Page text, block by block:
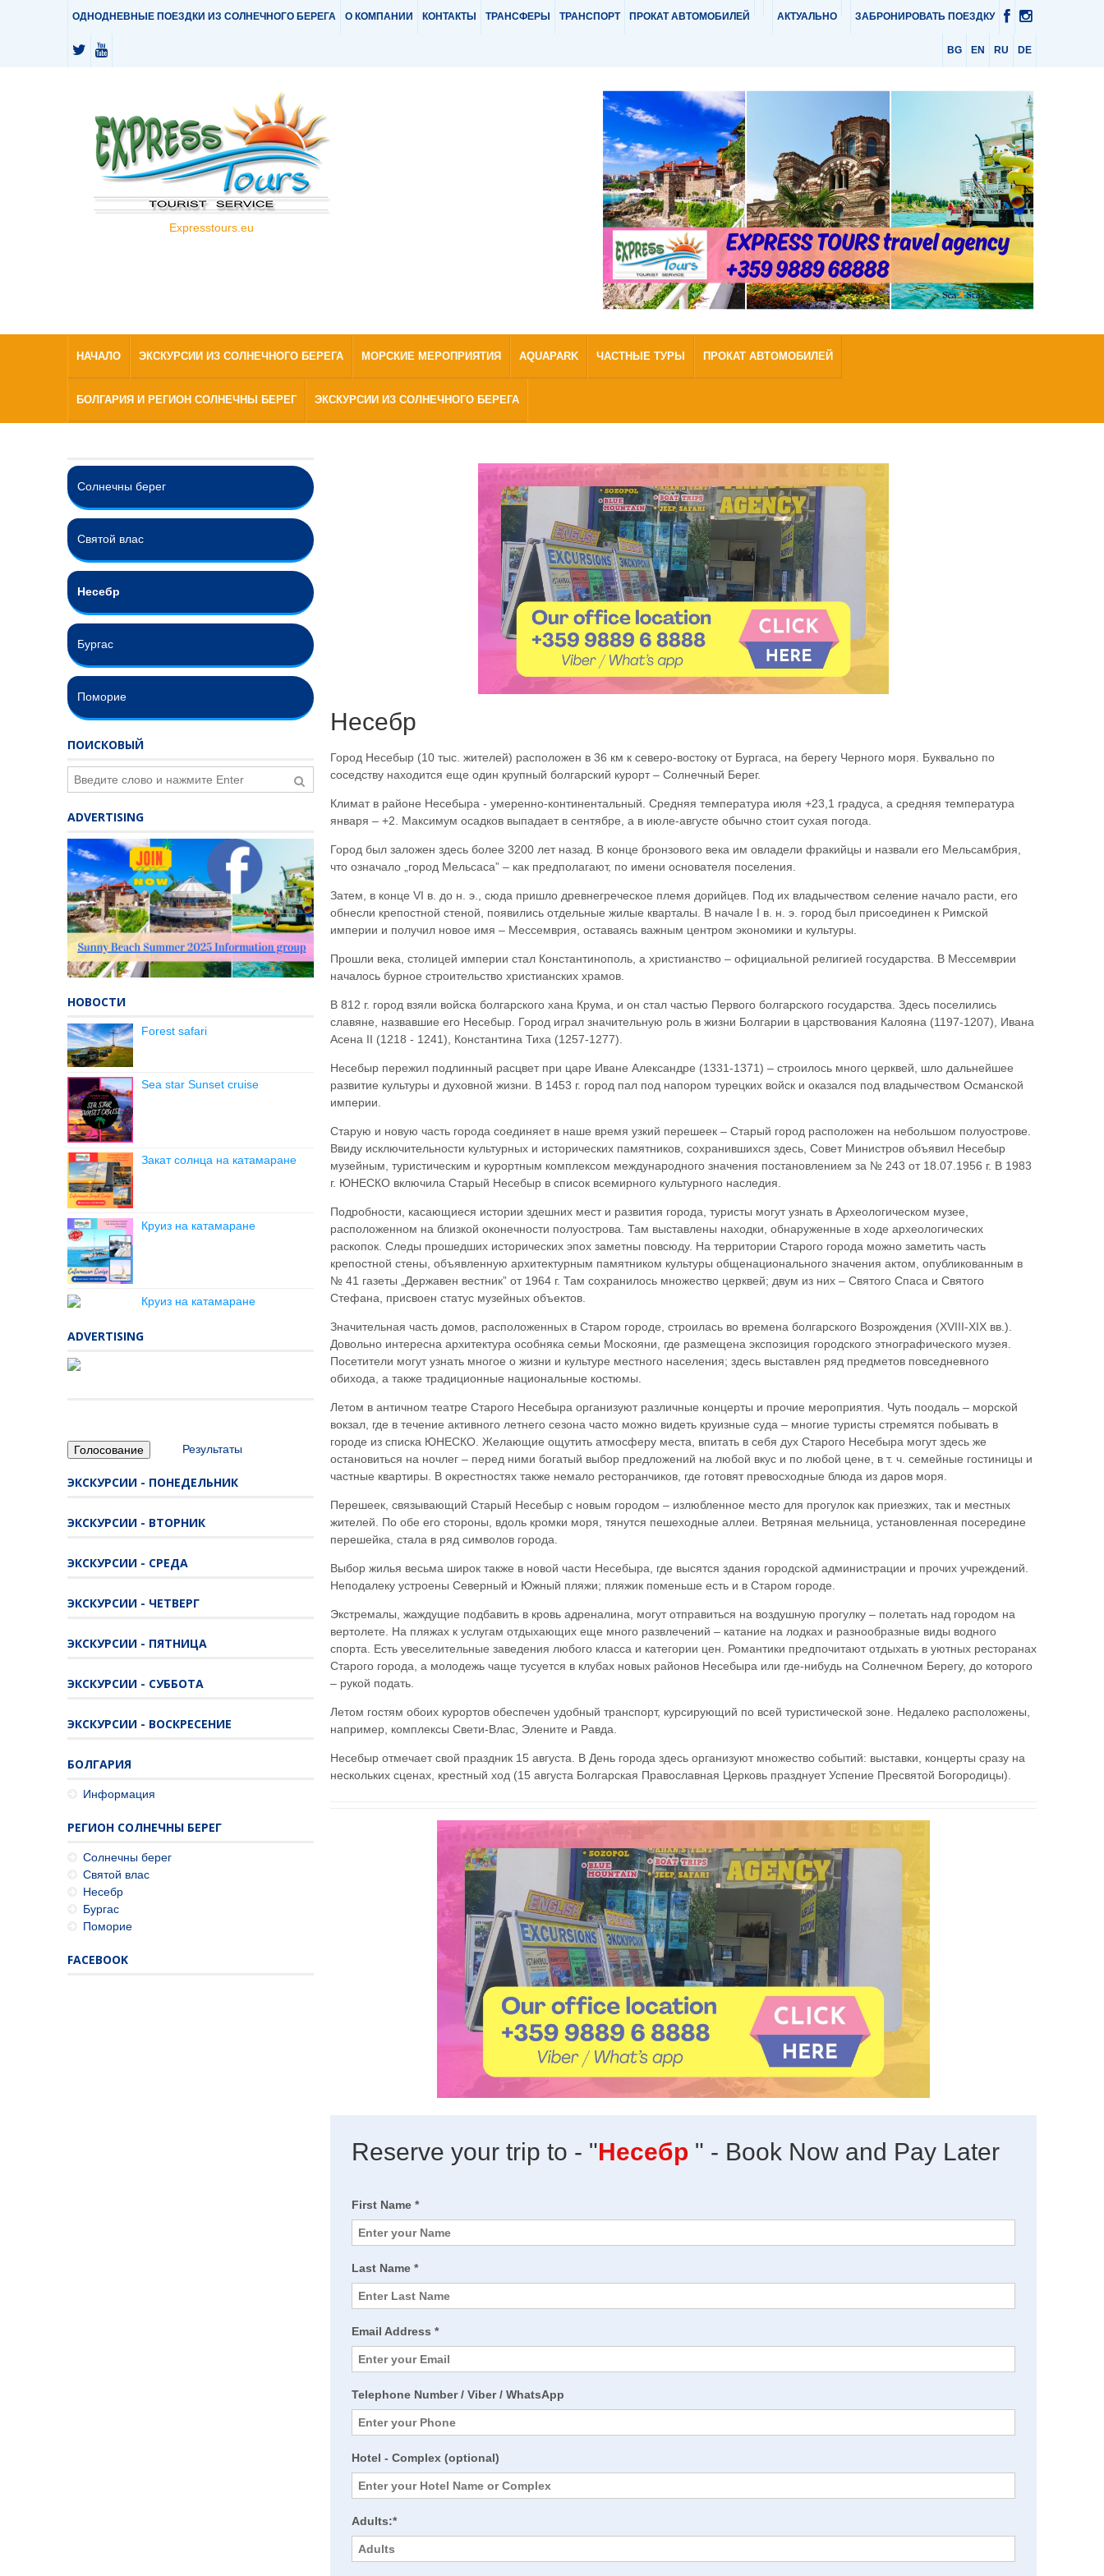
ОДНОДНЕВНЫЕ ПОЕЗДКИ ИЗ СОЛНЕЧНОГО БЕРЕГА О КОМПАНИИ КОНТАКТЫ ТРАНСФЕРЫ ТРАНСПОРТ ПРОКАТ АВТОМОБИЛЕЙ АКТУАЛЬНО ЗАБРОНИРОВАТЬ ПОЕЗДКУ
BG EN RU DE
Expresstours.eu
НАЧАЛО ЭКСКУРСИИ ИЗ СОЛНЕЧНОГО БЕРЕГА МОРСКИЕ МЕРОПРИЯТИЯ AQUAPARK ЧАСТНЫЕ ТУРЫ ПРОКАТ АВТОМОБИЛЕЙ
БОЛГАРИЯ И РЕГИОН СОЛНЕЧНЫ БЕРЕГ ЭКСКУРСИИ ИЗ СОЛНЕЧНОГО БЕРЕГА
Несебр
Город Несебыр (10 тыс. жителей) расположен в 36 км к северо-востоку от Бургаса, на берегу Черного моря. Буквально по
соседству находится еще один крупный болгарский курорт – Солнечный Берег.
Климат в районе Несебыра - умерeнно-континентальный. Средняя температура июля +23,1 градуса, а средняя температура
января – +2. Максимум осадков выпадает в сентябре, а в июле-августе обычно стоит сухая погода.
Город был заложен здесь более 3200 лет назад. В конце бронзового века им овладели фракийцы и назвали его Мельсамбрия,
что означало „город Мельсаса” – как предполагают, по имени основателя поселения.
Затем, в конце VІ в. до н. э., сюда пришло древнегреческое племя дорийцев. Под их владычеством селение начало расти, его
обнесли крепостной стеной, появились отдельные жилые кварталы. В начале І в. н. э. город был присоединен к Римской
империи и получил новое имя – Мессемврия, оставаясь важным центром экономики и культуры.
Прошли века, столицей империи стал Константинополь, а христианство – официальной религией государства. В Мессемврии
началось бурное строительство христианских храмов.
В 812 г. город взяли войска болгарского хана Крума, и он стал частью Первого болгарского государства. Здесь поселились
славяне, назвавшие его Несебыр. Город играл значительную роль в жизни Болгарии в царствования Калояна (1197-1207), Ивана
Асена II (1218 - 1241), Константина Тиха (1257-1277).
Несебыр пережил подлинный расцвет при царе Иване Александре (1331-1371) – строилось много церквей, шло дальнейшее
развитие культуры и духовной жизни. В 1453 г. город пал под напором турецких войск и оказался под владычеством Османской
империи.
Старую и новую часть города соединяет в наше время узкий перешеек – Старый город расположен на небольшом полуострове.
Ввиду исключительности культурных и исторических памятников, сохранившихся здесь, Совет Министров объявил Несебыр
музейным, туристическим и курортным комплексом международного значения постановлением за № 243 от 18.07.1956 г. В 1983
г. ЮНЕСКО включила Старый Несебыр в список всемирного культурного наследия.
Подробности, касающиеся истории здешних мест и развития города, туристы могут узнать в Археологическом музее,
расположенном на близкой оконечности полуострова. Там выставлены находки, обнаруженные в ходе археологических
раскопок. Следы прошедших исторических эпох заметны повсюду. На территории Старого города можно заметить часть
крепостной стены, объявленную архитектурным памятником культуры общенационального значения актом, опубликованным в
№ 41 газеты „Державен вестник” от 1964 г. Там сохранилось множество церквей; двум из них – Святого Спаса и Святого
Стефана, присвоен статус музейных объектов.
Значительная часть домов, расположенных в Старом городе, строилась во времена болгарского Возрождения (XVIII-XIX вв.).
Довольно интересна архитектура особняка семьи Москояни, где размещена экспозиция городского этнографического музея.
Посетители могут узнать многое о жизни и культуре местного населения; здесь выставлен ряд предметов повседневного
обихода, а также традиционные национальные костюмы.
Летом в античном театре Старого Несебыра организуют различные концерты и прочие мероприятия. Чуть поодаль – морской
вокзал, где в течение активного летнего сезона часто можно видеть круизные суда – многие туристы стремятся побывать в
городе из списка ЮНЕСКО. Желающие ощутить атмосферу места, впитать в себя дух Старого Несебыра могут здесь же
остановиться на ночлег – перед ними богатый выбор предложений на любой вкус и по любой цене, в т. ч. семейные гостиницы и
частные квартиры. В окрестностях также немало ресторанчиков, где готовят превосходные блюда из даров моря.
Перешеек, связывающий Старый Несебыр с новым городом – излюбленное место для прогулок как приезжих, так и местных
жителей. По обе его стороны, вдоль кромки моря, тянутся пешеходные аллеи. Ветряная мельница, установленная посередине
перешейка, стала в ряд символов города.
Выбор жилья весьма широк также в новой части Несебыра, где высятся здания городской администрации и прочих учреждений.
Неподалеку устроены Северный и Южный пляжи; пляжик поменьше есть и в Старом городе.
Экстремалы, жаждущие подбавить в кровь адреналина, могут отправиться на воздушную прогулку – полетать над городом на
вертолете. На пляжах к услугам отдыхающих еще много развлечений – катание на лодках и разнообразные виды водного
спорта. Есть увеселительные заведения любого класса и категории цен. Романтики предпочитают отдыхать в уютных ресторанах
Старого города, а молодежь чаще тусуется в клубах новых районов Несебыра или где-нибудь на Солнечном Берегу, до которого
– рукой подать.
Летом гостям обоих курортов обеспечен удобный транспорт, курсирующий по всей туристической зоне. Недалеко расположены,
например, комплексы Свети-Влас, Элените и Равда.
Несебыр отмечает свой праздник 15 августа. В День города здесь организуют множество событий: выставки, концерты сразу на
нескольких сценах, крестный ход (15 августа Болгарская Православная Церковь празднует Успение Пресвятой Богородицы).
Reserve your trip to - "Несебр " - Book Now and Pay Later
First Name *
Last Name *
Email Address *
Telephone Number / Viber / WhatsApp
Hotel - Complex (optional)
Adults:*
Солнечны берег
Святой влас
Несебр
Бургас
Поморие
ПОИСКОВЫЙ
ADVERTISING
НОВОСТИ
Forest safari
Sea star Sunset cruise
Закат солнца на катамаране
Круиз на катамаране
Круиз на катамаране
ADVERTISING
Результаты
ЭКСКУРСИИ - ПОНЕДЕЛЬНИК
ЭКСКУРСИИ - ВТОРНИК
ЭКСКУРСИИ - СРЕДА
ЭКСКУРСИИ - ЧЕТВЕРГ
ЭКСКУРСИИ - ПЯТНИЦА
ЭКСКУРСИИ - СУББОТА
ЭКСКУРСИИ - ВОСКРЕСЕНИЕ
БОЛГАРИЯ
Информация
РЕГИОН СОЛНЕЧНЫ БЕРЕГ
Солнечны берег
Святой влас
Несебр
Бургас
Поморие
FACEBOOK